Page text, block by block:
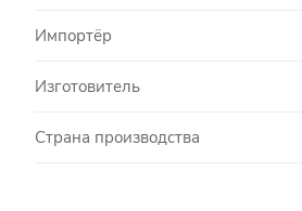
Импортёр
Изготовитель
Страна производства